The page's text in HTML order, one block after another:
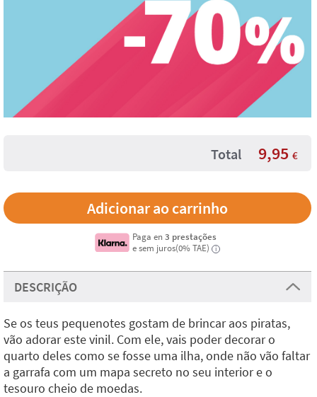
Total 9,95 €
Paga en3 prestações
e sem juros(0% TAE)
i
DESCRIÇÃO
Se os teus pequenotes gostam de brincar aos piratas,
vão adorar este vinil. Com ele, vais poder decorar o
quarto deles como se fosse uma ilha, onde não vão faltar
a garrafa com um mapa secreto no seu interior e o
tesouro cheio de moedas.